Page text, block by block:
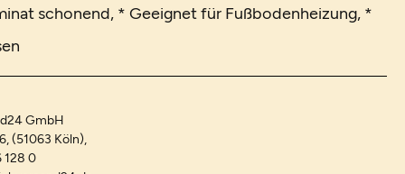
schonend, * Geeignet für Fußbodenheizung, *
GmbH
(51063 Köln),
128 0